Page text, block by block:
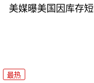
美媒曝美国因库存
最热